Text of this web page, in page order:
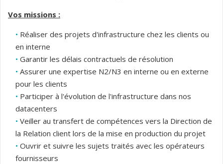
Vos missions :
Réaliser des projets d'infrastructure chez les clients ou
en interne
Garantir les délais contractuels de résolution
Assurer une expertise N2/N3 en interne ou en externe
pour les clients
Participer à l'évolution de l'infrastructure dans nos
datacenters
Veiller au transfert de compétences vers la Direction de
la Relation client lors de la mise en production du projet
Ouvrir et suivre les sujets traités avec les opérateurs
fournisseurs